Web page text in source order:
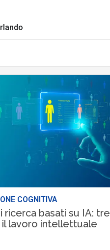
COGNITIVA
ricerca basati su IA: tre
lavoro intellettuale